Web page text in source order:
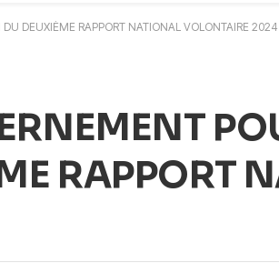
DEUXIÈME RAPPORT NATIONAL VOLONTAIRE 2024
RAPPORT